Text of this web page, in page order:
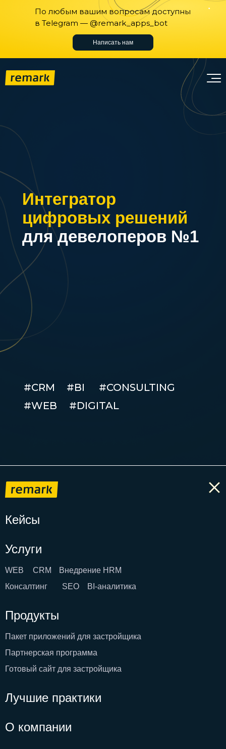
По любым вашим вопросам доступны
в Telegram — @remark_apps_bot
Написать нам
Интегратор
цифровых решений
для девелоперов №1
#WEB
#CRM
#BI
#DIGITAL
#CONSULTING
Кейсы
Продукты
Пакет приложений для застройщика
Партнерская программа
Лучшие практики
Услуги
WEB CRM
Внедрение HRM
SEO
Консалтинг
Готовый сайт для застройщика
О компании
BI-аналитика